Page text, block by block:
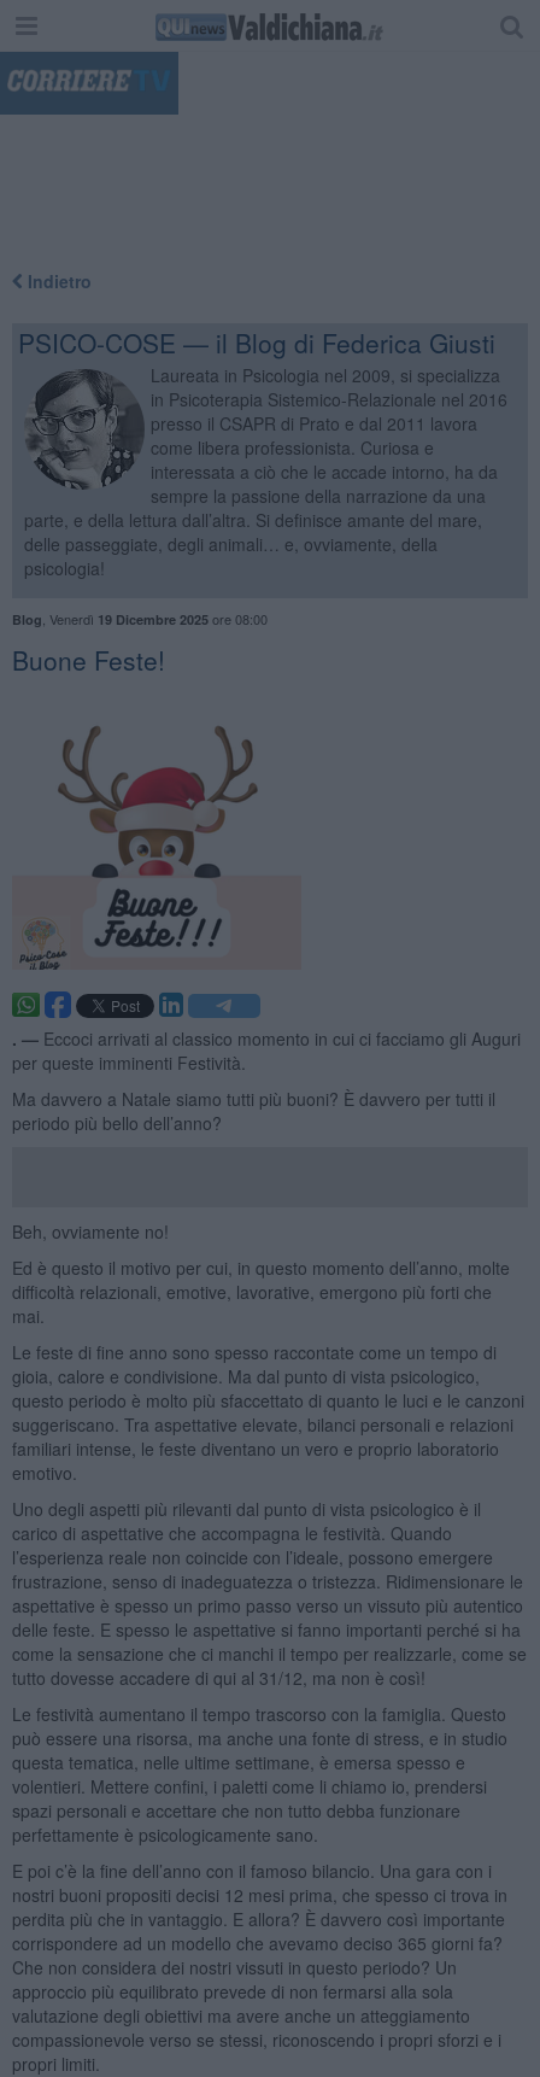
Indietro
PSICO-COSE — il Blog di Federica Giusti
Laureata in Psicologia nel 2009, si specializza
in Psicoterapia Sistemico-Relazionale nel 2016
presso il CSAPR di Prato e dal 2011 lavora
come libera professionista. Curiosa e
interessata a ciò che le accade intorno, ha da
sempre la passione della narrazione da una
parte, e della lettura dall’altra. Si definisce amante del mare,
delle passeggiate, degli animali… e, ovviamente, della
psicologia!
Blog Venerdì 19 Dicembre 2025ore 08:00
​Buone Feste!
. — Eccoci arrivati al classico momento in cui ci facciamo gli Auguri
per queste imminenti Festività.
Ma davvero a Natale siamo tutti più buoni? È davvero per tutti il
periodo più bello dell’anno?
Beh, ovviamente no!
Ed è questo il motivo per cui, in questo momento dell’anno, molte
difficoltà relazionali, emotive, lavorative, emergono più forti che
mai.
Le feste di fine anno sono spesso raccontate come un tempo di
gioia, calore e condivisione. Ma dal punto di vista psicologico,
questo periodo è molto più sfaccettato di quanto le luci e le canzoni
suggeriscano. Tra aspettative elevate, bilanci personali e relazioni
familiari intense, le feste diventano un vero e proprio laboratorio
emotivo.
Uno degli aspetti più rilevanti dal punto di vista psicologico è il
carico di aspettative che accompagna le festività. Quando
l’esperienza reale non coincide con l’ideale, possono emergere
frustrazione, senso di inadeguatezza o tristezza. Ridimensionare le
aspettative è spesso un primo passo verso un vissuto più autentico
delle feste. E spesso le aspettative si fanno importanti perché si ha
come la sensazione che ci manchi il tempo per realizzarle, come se
tutto dovesse accadere di qui al 31/12, ma non è così!
Le festività aumentano il tempo trascorso con la famiglia. Questo
può essere una risorsa, ma anche una fonte di stress, e in studio
questa tematica, nelle ultime settimane, è emersa spesso e
volentieri. Mettere confini, i paletti come li chiamo io, prendersi
spazi personali e accettare che non tutto debba funzionare
perfettamente è psicologicamente sano.
E poi c’è la fine dell’anno con il famoso bilancio. Una gara con i
nostri buoni propositi decisi 12 mesi prima, che spesso ci trova in
perdita più che in vantaggio. E allora? È davvero così importante
corrispondere ad un modello che avevamo deciso 365 giorni fa?
Che non considera dei nostri vissuti in questo periodo? Un
approccio più equilibrato prevede di non fermarsi alla sola
valutazione degli obiettivi ma avere anche un atteggiamento
compassionevole verso se stessi, riconoscendo i propri sforzi e i
propri limiti.